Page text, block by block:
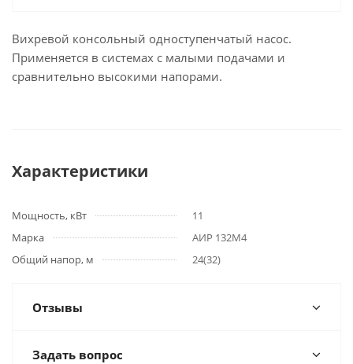
Вихревой консольный одноступенчатый насос.
Применяется в системах с малыми подачами и
сравнительно высокими напорами.
Характеристики
Мощность, кВт
11
Марка
АИР 132М4
Общий напор, м
24(32)
Отзывы
Задать вопрос